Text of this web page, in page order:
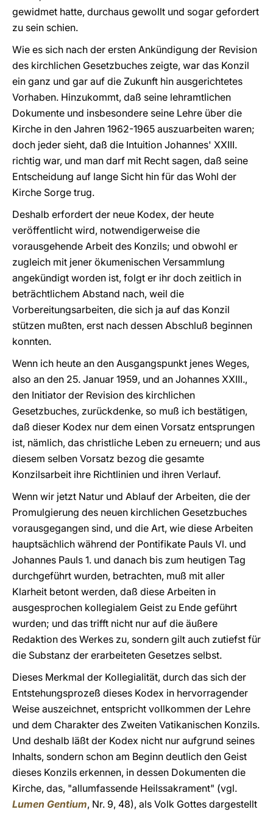
gewidmet hatte, durchaus gewollt und sogar gefordert
zu sein schien.
Wie es sich nach der ersten Ankündigung der Revision
des kirchlichen Gesetzbuches zeigte, war das Konzil
ein ganz und gar auf die Zukunft hin ausgerichtetes
Vorhaben. Hinzukommt, daß seine lehramtlichen
Dokumente und insbesondere seine Lehre über die
Kirche in den Jahren 1962-1965 auszuarbeiten waren;
doch jeder sieht, daß die Intuition Johannes' XXIII.
richtig war, und man darf mit Recht sagen, daß seine
Entscheidung auf lange Sicht hin für das Wohl der
Kirche Sorge trug.
Deshalb erfordert der neue Kodex, der heute
veröffentlicht wird, notwendigerweise die
vorausgehende Arbeit des Konzils; und obwohl er
zugleich mit jener ökumenischen Versammlung
angekündigt worden ist, folgt er ihr doch zeitlich in
beträchtlichem Abstand nach, weil die
Vorbereitungsarbeiten, die sich ja auf das Konzil
stützen mußten, erst nach dessen Abschluß beginnen
konnten.
Wenn ich heute an den Ausgangspunkt jenes Weges,
also an den 25. Januar 1959, und an Johannes XXIII.,
den Initiator der Revision des kirchlichen
Gesetzbuches, zurückdenke, so muß ich bestätigen,
daß dieser Kodex nur dem einen Vorsatz entsprungen
ist, nämlich, das christliche Leben zu erneuern; und aus
diesem selben Vorsatz bezog die gesamte
Konzilsarbeit ihre Richtlinien und ihren Verlauf.
Wenn wir jetzt Natur und Ablauf der Arbeiten, die der
Promulgierung des neuen kirchlichen Gesetzbuches
vorausgegangen sind, und die Art, wie diese Arbeiten
hauptsächlich während der Pontifikate Pauls Vl. und
Johannes Pauls 1. und danach bis zum heutigen Tag
durchgeführt wurden, betrachten, muß mit aller
Klarheit betont werden, daß diese Arbeiten in
ausgesprochen kollegialem Geist zu Ende geführt
wurden; und das trifft nicht nur auf die äußere
Redaktion des Werkes zu, sondern gilt auch zutiefst für
die Substanz der erarbeiteten Gesetzes selbst.
Dieses Merkmal der Kollegialität, durch das sich der
Entstehungsprozeß dieses Kodex in hervorragender
Weise auszeichnet, entspricht vollkommen der Lehre
und dem Charakter des Zweiten Vatikanischen Konzils.
Und deshalb läßt der Kodex nicht nur aufgrund seines
Inhalts, sondern schon am Beginn deutlich den Geist
dieses Konzils erkennen, in dessen Dokumenten die
Kirche, das, "allumfassende Heilssakrament" (vgl.
Lumen Gentium, Nr. 9, 48), als Volk Gottes dargestellt